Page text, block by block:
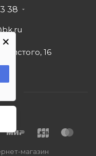
38
16
магазин